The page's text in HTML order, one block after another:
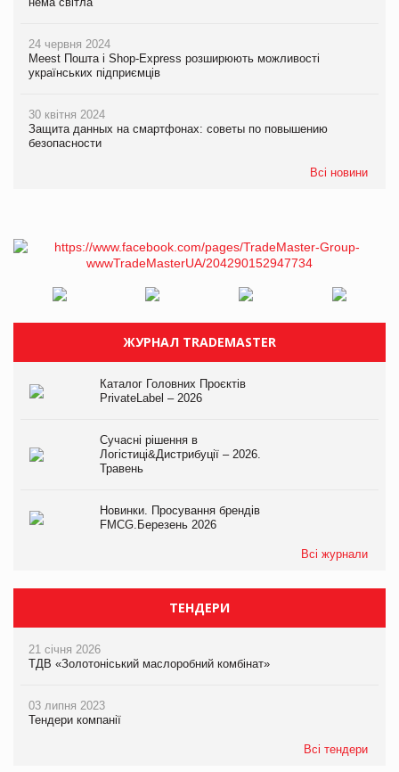
24 червня 2024
Meest Пошта і Shop-Express розширюють можливості
українських підприємців
30 квітня 2024
Защита данных на смартфонах: советы по повышению
безопасности
Всі новини
ЖУРНАЛ TRADEMASTER
Каталог Головних Проєктів
PrivateLabel – 2026
Сучасні рішення в
Логістиці&Дистрибуції – 2026.
Травень
Новинки. Просування брендів
FMCG.Березень 2026
Всі журнали
ТЕНДЕРИ
21 січня 2026
ТДВ «Золотоніський маслоробний комбінат»
03 липня 2023
Тендери компанії
Всі тендери